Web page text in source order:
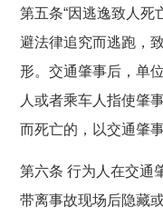
第五条“因逃逸致人死
避法律追究而逃跑，
形。交通肇事后，单
人或者乘车人指使肇
而死亡的，以交通肇
第六条 行为人在交通
带离事故现场后隐藏